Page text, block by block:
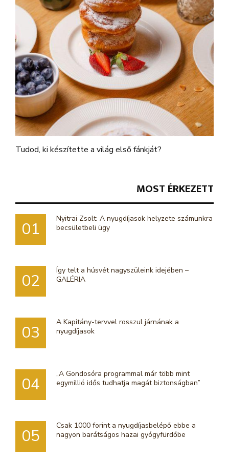
Tudod, ki készítette a világ első fánkját?
MOST ÉRKEZETT
01
Nyitrai Zsolt: A nyugdíjasok helyzete számunkra
becsületbeli ügy
02
Így telt a húsvét nagyszüleink idejében –
GALÉRIA
03
A Kapitány-tervvel rosszul járnának a
nyugdíjasok
04
„A Gondosóra programmal már több mint
egymillió idős tudhatja magát biztonságban”
05
Csak 1000 forint a nyugdíjasbelépő ebbe a
nagyon barátságos hazai gyógyfürdőbe